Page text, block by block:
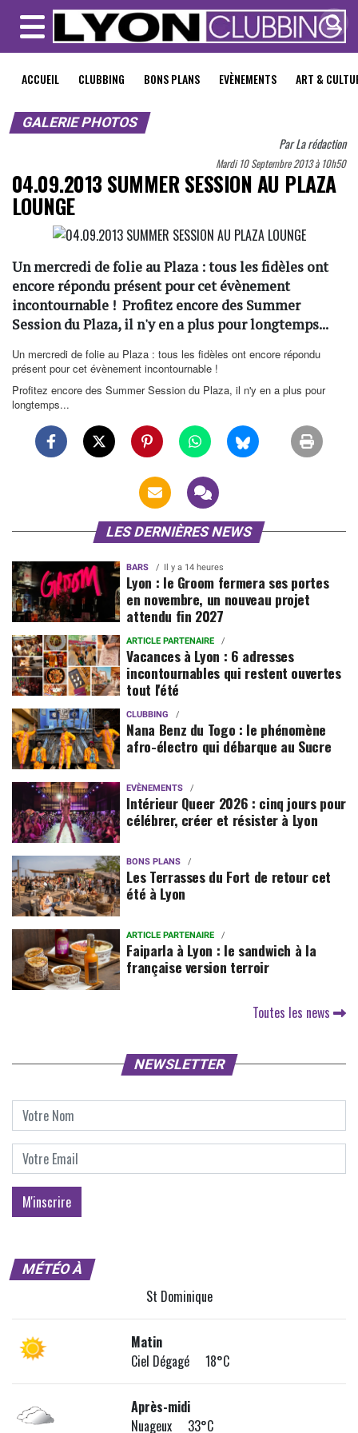
MENU
ACCUEIL CLUBBING BONS PLANS EVÈNEMENTS ART &
GALERIE PHOTOS
ParLa rédaction
Mardi 10 Septembre 2013 à 10h50
04.09.2013 SUMMER SESSION AU PLAZA
LOUNGE
Un mercredi de folie au Plaza : tous les fidèles ont
encore répondu présent pour cet évènement
incontournable ! Profitez encore des Summer
Session du Plaza, il n'y en a plus pour longtemps...
Un mercredi de folie au Plaza : tous les fidèles ont encore répondu
présent pour cet évènement incontournable !
Profitez encore des Summer Session du Plaza, il n'y en a plus pour
longtemps...
LES DERNIÈRES NEWS
BARS Il y a 14 heures
Lyon : le Groom fermera ses portes
en novembre, un nouveau projet
attendu fin 2027
ARTICLE PARTENAIRE
Vacances à Lyon : 6 adresses
incontournables qui restent ouvertes
tout l'été
CLUBBING
Nana Benz du Togo : le phénomène
afro-électro qui débarque au Sucre
EVÈNEMENTS
Intérieur Queer 2026 : cinq jours pour
célébrer, créer et résister à Lyon
BONS PLANS
Les Terrasses du Fort de retour cet
été à Lyon
ARTICLE PARTENAIRE
Faiparla à Lyon : le sandwich à la
française version terroir
Toutes les news
NEWSLETTER
MÉTÉO À
St Dominique
Matin
Ciel Dégagé 18°C
Après-midi
Nuageux 33°C